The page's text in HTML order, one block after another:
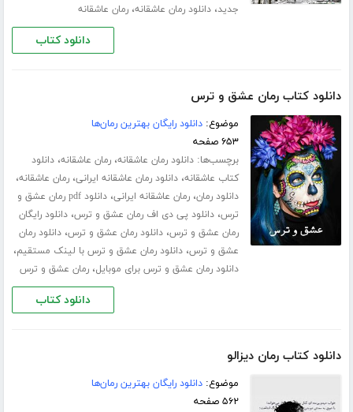
جدید،دانلود رمان عاشقانه،رمان عاشقانه
دانلود کتاب
دانلود کتاب رمان عشق و ترس
موضوع:دانلود رایگان بهترین رمان‌ها
۶۵۳ صفحه
برچسب‌ها:دانلود رمان عاشقانه،رمان عاشقانه،دانلود
کتاب عاشقانه،دانلود رمان عاشقانه ایرانی،رمان عاشقانه،
دانلود رمان،رمان عاشقانه ایرانی،
دانلود pdf رمان عشق و
ترس،دانلود پی دی اف رمان عشق و ترس،دانلود رایگان
رمان عشق و ترس،دانلود رمان عشق و ترس،دانلود رمان
عشق و ترس،دانلود رمان عشق و ترس با لینک مستقیم،
دانلود رمان عشق و ترس برای موبایل،رمان عشق و ترس
دانلود کتاب
دانلود کتاب رمان دیزالو
موضوع:دانلود رایگان بهترین رمان‌ها
۵۶۲ صفحه